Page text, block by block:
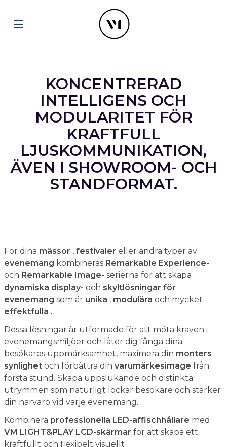
KONCENTRERAD
INTELLIGENS OCH
MODULARITET FÖR
KRAFTFULL
LJUSKOMMUNIKATION,
ÄVEN I SHOWROOM- OCH
STANDFORMAT.
För dina mässor , festivaler eller andra typer av
evenemang kombineras Remarkable Experience-
och Remarkable Image- serierna för att skapa
dynamiska display- och skyltlösningar för
evenemang som är unika , modulära och mycket
effektfulla .
Dessa lösningar är utformade för att möta kraven i
evenemangsmiljöer och låter dig fånga dina
besökares uppmärksamhet, maximera din monters
synlighetoch förbättra din varumärkesimage från
första stund. Skapa uppslukande och distinkta
utrymmen som naturligt lockar besökare och stärker
din närvaro vid varje evenemang.
Kombinera professionella LED-affischhållare med
VM LIGHT&PLAY LCD-skärmar för att skapa ett
kraftfullt och flexibelt visuellt